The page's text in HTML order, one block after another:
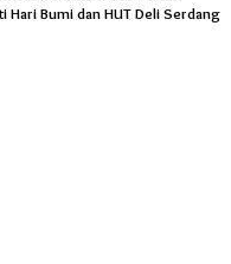
Hari Bumi dan HUT Deli Serdang